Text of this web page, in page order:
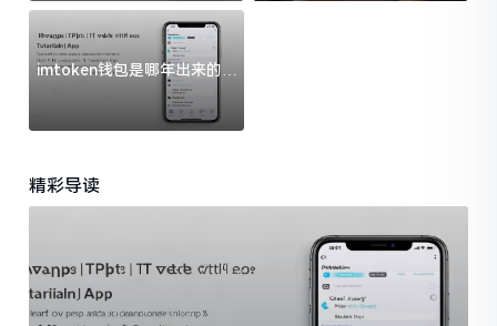
imtoken钱包是哪年出来的？
一文给你说清楚
精彩导读